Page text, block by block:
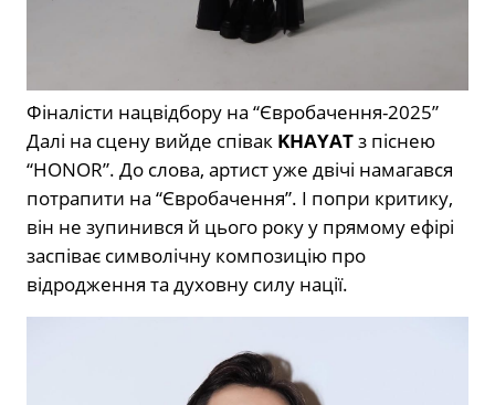
Фіналісти нацвідбору на “Євробачення-2025”
Далі на сцену вийде співак KHAYATз піснею
“HONOR”. До слова, артист уже двічі намагався
потрапити на “Євробачення”. І попри критику,
він не зупинився й цього року у прямому ефірі
заспіває символічну композицію про
відродження та духовну силу нації.